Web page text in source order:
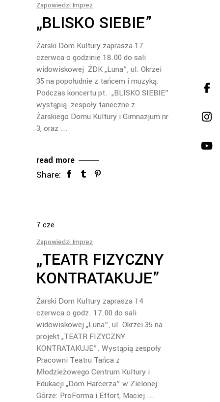
Zapowiedzi Imprez
„BLISKO SIEBIE”
Żarski Dom Kultury zaprasza 17
czerwca o godzinie 18.00 do sali
widowiskowej ŻDK „Luna”, ul. Okrzei
35 na popołudnie z tańcem i muzyką.
Podczas koncertu pt. „BLISKO SIEBIE”
wystąpią zespoły taneczne z
Żarskiego Domu Kultury i Gimnazjum nr
3, oraz
read more
Share:
7 cze
Zapowiedzi Imprez
„TEATR FIZYCZNY
KONTRATAKUJE”
Żarski Dom Kultury zaprasza 14
czerwca o godz. 17.00 do sali
widowiskowej „Luna”, ul. Okrzei 35 na
projekt „TEATR FIZYCZNY
KONTRATAKUJE”. Wystąpią zespoły
Pracowni Teatru Tańca z
Młodzieżowego Centrum Kultury i
Edukacji „Dom Harcerza” w Zielonej
Górze: ProForma i Effort, Maciej